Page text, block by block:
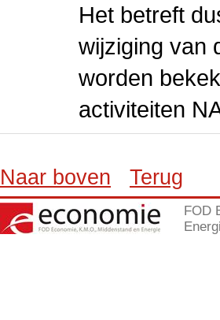
Het betreft
wijziging van
worden
activiteiten
Naar boven Terug
FOD